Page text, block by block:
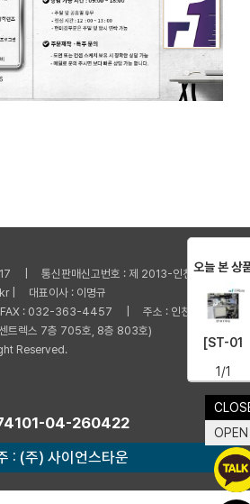
| 통신판매신고번호 : 제 2013-인천부평-001
대표이사 : 이명규
: 032-363-4457 | 주소 : 인천광역시 부
트렉스 7층 705호, 8층 803호)
Reserved.
04-260422
: (주) 사이언스타운
OPEN
오늘 본 상
[ST-01
1/1